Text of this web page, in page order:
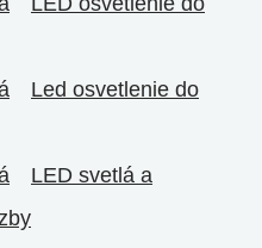
Led osvetlenie do
LED svetlá a